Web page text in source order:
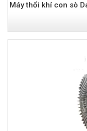
Máy thổi khí con sò